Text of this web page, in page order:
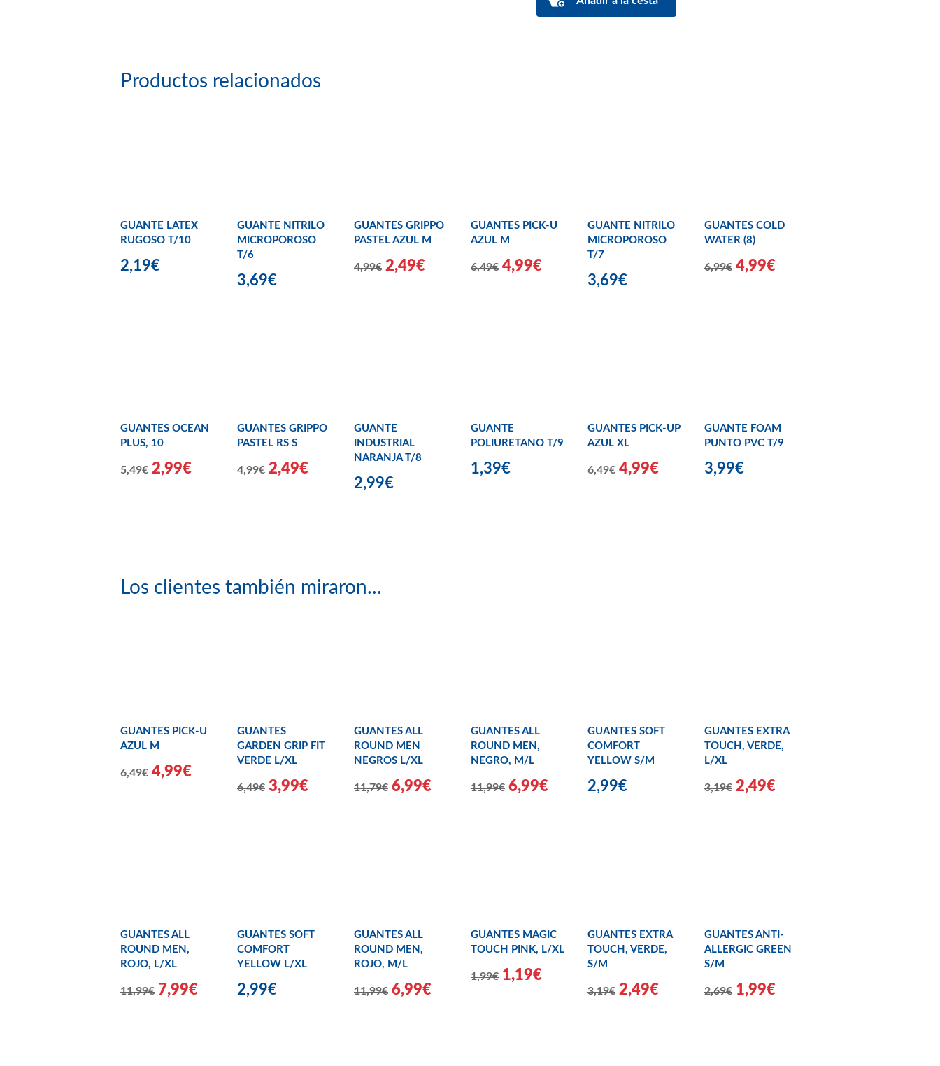
Productos relacionados
GUANTE LATEX
RUGOSO T/10
2,19€
GUANTE NITRILO
MICROPOROSO
T/6
3,69€
GUANTES GRIPPO
PASTEL AZUL M
4,99€ 2,49€
GUANTES PICK-U
AZUL M
6,49€ 4,99€
GUANTE NITRILO
MICROPOROSO
T/7
3,69€
GUANTES COLD
WATER (8)
6,99€ 4,99€
GUANTES OCEAN
PLUS, 10
5,49€ 2,99€
GUANTES GRIPPO
PASTEL RS S
4,99€ 2,49€
GUANTE
INDUSTRIAL
NARANJA T/8
2,99€
GUANTE
POLIURETANO T/9
1,39€
GUANTES PICK-UP
AZUL XL
6,49€ 4,99€
GUANTE FOAM
PUNTO PVC T/9
3,99€
Los clientes también miraron...
GUANTES PICK-U
AZUL M
6,49€ 4,99€
GUANTES
GARDEN GRIP FIT
VERDE L/XL
6,49€ 3,99€
GUANTES ALL
ROUND MEN
NEGROS L/XL
11,79€ 6,99€
GUANTES ALL
ROUND MEN,
NEGRO, M/L
11,99€ 6,99€
GUANTES SOFT
COMFORT
YELLOW S/M
2,99€
GUANTES EXTRA
TOUCH, VERDE,
L/XL
3,19€ 2,49€
GUANTES ALL
ROUND MEN,
ROJO, L/XL
11,99€ 7,99€
GUANTES SOFT
COMFORT
YELLOW L/XL
2,99€
GUANTES ALL
ROUND MEN,
ROJO, M/L
11,99€ 6,99€
GUANTES MAGIC
TOUCH PINK, L/XL
1,99€ 1,19€
GUANTES EXTRA
TOUCH, VERDE,
S/M
3,19€ 2,49€
GUANTES ANTI-
ALLERGIC GREEN
S/M
2,69€ 1,99€